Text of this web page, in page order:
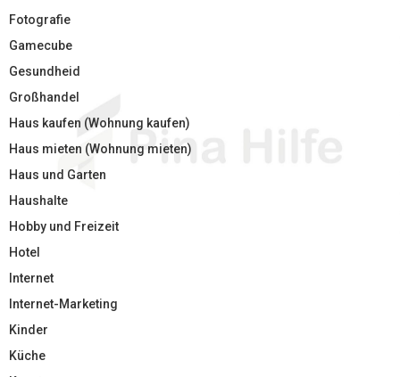
Fotografie
Gamecube
Gesundheid
Großhandel
Haus kaufen (Wohnung kaufen)
Haus mieten (Wohnung mieten)
Haus und Garten
Haushalte
Hobby und Freizeit
Hotel
Internet
Internet-Marketing
Kinder
Küche